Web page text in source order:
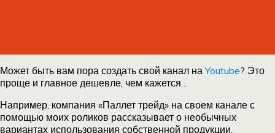
Может быть вам пора создать свой канал наYoutube? Это
проще и главное дешевле, чем кажется…
Например, компания «Паллет трейд» на своем канале с
помощью моих роликов рассказывает о необычных
вариантах использования собственной продукции.